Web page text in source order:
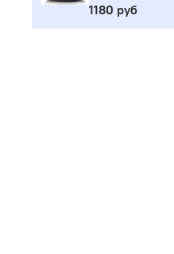
1180 руб